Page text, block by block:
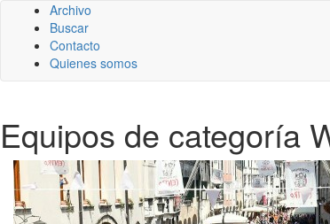
Archivo
Buscar
Contacto
Quienes somos
Equipos de categoría